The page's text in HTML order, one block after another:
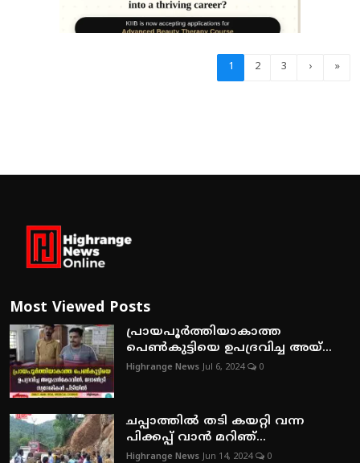
1 2 3 › »
Most Viewed Posts
പ്രായപൂര്‍ത്തിയാകാത്ത
പെണ്‍കുട്ടിയെ ഉപദ്രവിച്ച അയ്...
Highrange News Jul 6, 2024 0
ചപ്പാത്തില്‍ തടി കയറ്റി വന്ന
പിക്കപ്പ് വാന്‍ മറിഞ്...
Highrange News Jun 14, 2024 0